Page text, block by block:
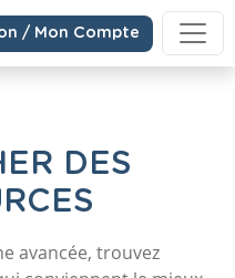
/ Mon Compte
DES
avancée, trouvez